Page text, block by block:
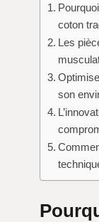
coton
Les
son